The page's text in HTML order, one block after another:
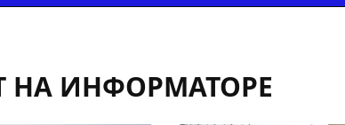
НА ИНФОРМАТОРЕ